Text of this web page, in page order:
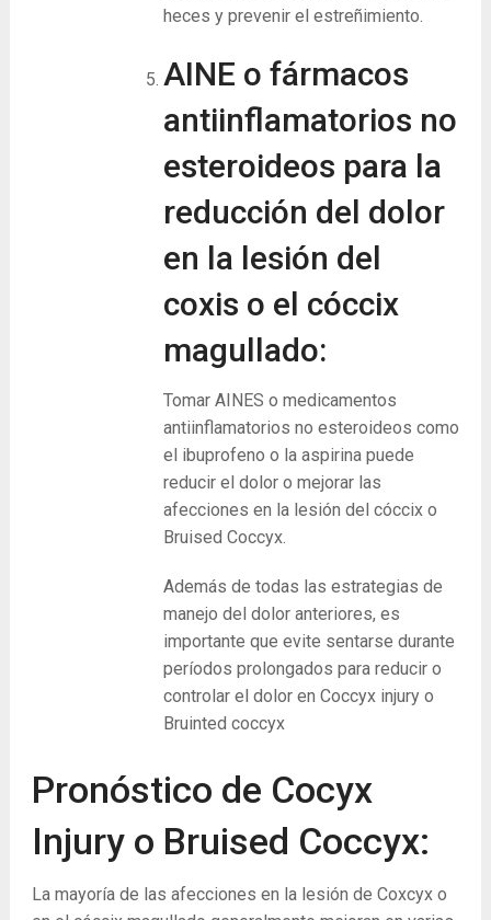
heces y prevenir el estreñimiento.
AINE o fármacos
antiinflamatorios no
esteroideos para la
reducción del dolor
en la lesión del
coxis o el cóccix
magullado:
Tomar AINES o medicamentos
antiinflamatorios no esteroideos como
el ibuprofeno o la aspirina puede
reducir el dolor o mejorar las
afecciones en la lesión del cóccix o
Bruised Coccyx.
Además de todas las estrategias de
manejo del dolor anteriores, es
importante que evite sentarse durante
períodos prolongados para reducir o
controlar el dolor en Coccyx injury o
Bruinted coccyx
Pronóstico de Cocyx
Injury o Bruised Coccyx:
La mayoría de las afecciones en la lesión de Coxcyx o